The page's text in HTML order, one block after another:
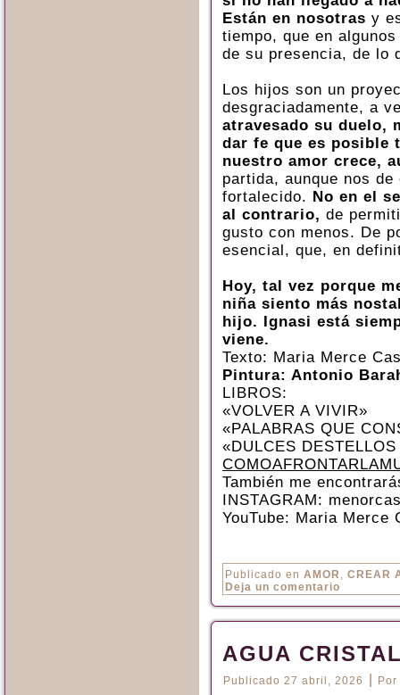
Están en nosotras y
tiempo, que en
de su presencia, de lo
Los hijos son un
desgraciadamente, a
atravesado su duelo,
dar fe que es posible
nuestro amor crece,
partida, aunque nos
fortalecido. No en el
al contrario, de
gusto con menos. De
esencial, que, en
Hoy, tal vez porque
niña siento más
hijo. Ignasi está
viene.
Texto: Maria Merce
Pintura: Antonio
LIBROS:
«VOLVER A VIVIR»
«PALABRAS QUE
«DULCES
También me
INSTAGRAM:
YouTube: Maria Merce
Publicado en AMOR , CREAR
Deja un comentario
AGUA
Publicado 27 abril, 2026 Por